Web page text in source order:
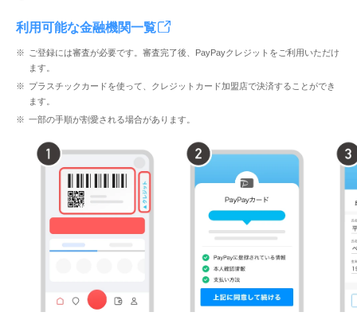
利用可能な金融機関一覧
ご登録には審査が必要です。審査完了後、PayPayクレジットをご利用いただけ
ます。
プラスチックカードを使って、クレジットカード加盟店で決済することができ
ます。
一部の手順が割愛される場合があります。